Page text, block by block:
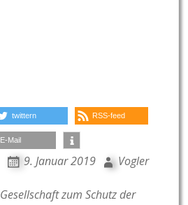
twittern RSS-feed
E-Mail
9. Januar 2019 Vogler
Gesellschaft zum Schutz der